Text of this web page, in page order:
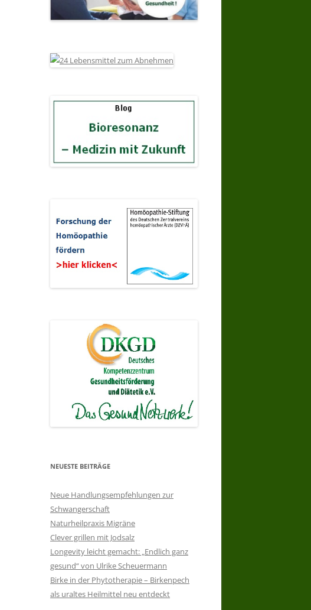
NEUESTE BEITRÄGE
Neue Handlungsempfehlungen zur
Schwangerschaft
Naturheilpraxis Migräne
Clever grillen mit Jodsalz
Longevity leicht gemacht: „Endlich ganz
gesund“ von Ulrike Scheuermann
Birke in der Phytotherapie – Birkenpech
als uraltes Heilmittel neu entdeckt